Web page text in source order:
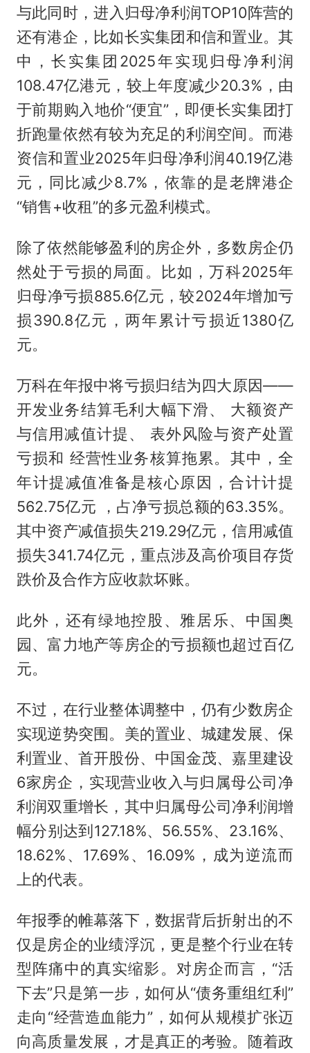
与此同时，进入归母净利润TOP10阵营的
还有港企，比如长实集团和信和置业。其
中，长实集团2025年实现归母净利润
108.47亿港元，较上年度减少20.3%，由
于前期购入地价“便宜”，即便长实集团打
折跑量依然有较为充足的利润空间。而港
资信和置业2025年归母净利润40.19亿港
元，同比减少8.7%，依靠的是老牌港企
“销售+收租”的多元盈利模式。
除了依然能够盈利的房企外，多数房企仍
然处于亏损的局面。比如，万科2025年
归母净亏损885.6亿元，较2024年增加亏
损390.8亿元，两年累计亏损近1380亿
元。
万科在年报中将亏损归结为四大原因——
开发业务结算毛利大幅下滑、 大额资产
与信用减值计提、 表外风险与资产处置
亏损和 经营性业务核算拖累。其中，全
年计提减值准备是核心原因，合计计提
562.75亿元 ，占净亏损总额的63.35%。
其中资产减值损失219.29亿元，信用减值
损失341.74亿元，重点涉及高价项目存货
跌价及合作方应收款坏账。
此外，还有绿地控股、雅居乐、中国奥
园、富力地产等房企的亏损额也超过百亿
元。
不过，在行业整体调整中，仍有少数房企
实现逆势突围。美的置业、城建发展、保
利置业、首开股份、中国金茂、嘉里建设
6家房企，实现营业收入与归属母公司净
利润双重增长，其中归属母公司净利润增
幅分别达到127.18%、56.55%、23.16%、
18.62%、17.69%、16.09%，成为逆流而
上的代表。
年报季的帷幕落下，数据背后折射出的不
仅是房企的业绩浮沉，更是整个行业在转
型阵痛中的真实缩影。对房企而言，“活
下去”只是第一步，如何从“债务重组红利”
走向“经营造血能力”，如何从规模扩张迈
向高质量发展，才是真正的考验。随着政